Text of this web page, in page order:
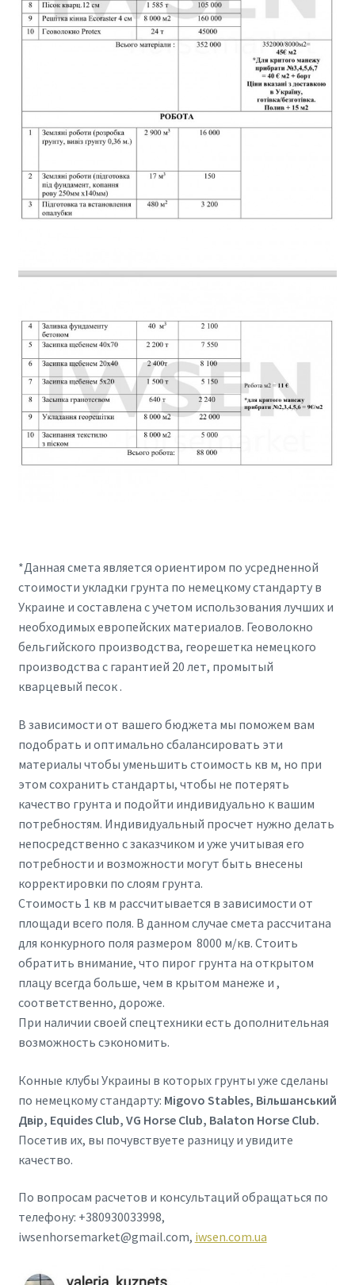
*Данная смета является ориентиром по усредненной
стоимости укладки грунта по немецкому стандарту в
Украине и составлена с учетом использования лучших и
необходимых европейских материалов. Геоволокно
бельгийского производства, георешетка немецкого
производства с гарантией 20 лет, промытый
кварцевый песок .
В зависимости от вашего бюджета мы поможем вам
подобрать и оптимально сбалансировать эти
материалы чтобы уменьшить стоимость кв м, но при
этом сохранить стандарты, чтобы не потерять
качество грунта и подойти индивидуально к вашим
потребностям. Индивидуальный просчет нужно делать
непосредственно с заказчиком и уже учитывая его
потребности и возможности могут быть внесены
корректировки по слоям грунта.
Стоимость 1 кв м рассчитывается в зависимости от
площади всего поля. В данном случае смета рассчитана
для конкурного поля размером 8000 м/кв. Стоить
обратить внимание, что пирог грунта на открытом
плацу всегда больше, чем в крытом манеже и ,
соответственно, дороже.
При наличии своей спецтехники есть дополнительная
возможность сэкономить.
Конные клубы Украины в которых грунты уже сделаны
по немецкому стандарту: Migovo Stables, Вільшанський
Двір, Equides Club, VG Horse Club, Balaton Horse Club.
Посетив их, вы почувствуете разницу и увидите
качество.
По вопросам расчетов и консультаций обращаться по
телефону: +380930033998,
iwsenhorsemarket@gmail.com, iwsen.com.ua